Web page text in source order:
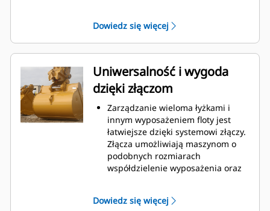
pozwalają utrzymać większość
materiału w łyżce podczas każdego
załadunku.
odpornej na ścieranie stali,
zwłaszcza w przypadku
podzespołów podatnych na
nadmierne zużycie.
Chroń najważniejsze, podatne na
zużycie obszary łyżki za pomocą
osprzętu do prac ziemnych (GET)
Cat.
Zwiększ produkcję w
wymagających zastosowaniach,
ułatw penetrację podczas
stertowania i skróć czas trwania
cyklu za pomocą systemu Cat®
Montuj i demontuj końcówki
Dowiedz się więcej
Uniwersalność i wygoda
dzięki złączom
Zarządzanie wieloma łyżkami i
innym wyposażeniem floty jest
łatwiejsze dzięki systemowi złączy.
Złącza umożliwiają maszynom o
podobnych rozmiarach
współdzielenie wyposażenia oraz
Łyżki, które można zamocować
Dowiedz się więcej